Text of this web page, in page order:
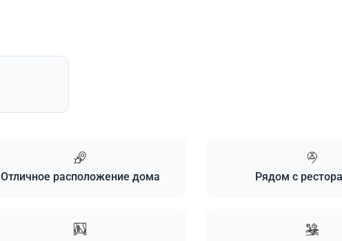
Отличное расположение дома Рядом с